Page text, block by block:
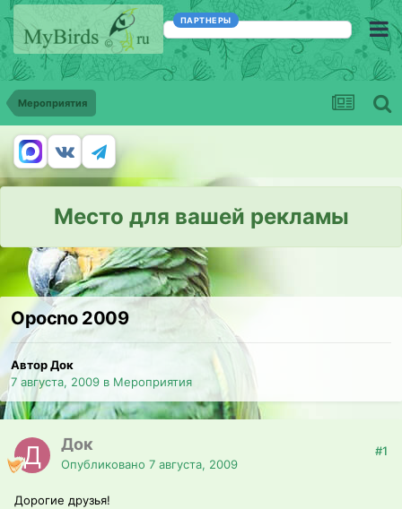
ПАРТНЕРЫ
Мероприятия
Место для вашей рекламы
Opocno 2009
Автор Док
7 августа, 2009 в Мероприятия
Док
Опубликовано 7 августа, 2009
#1
Дорогие друзья!